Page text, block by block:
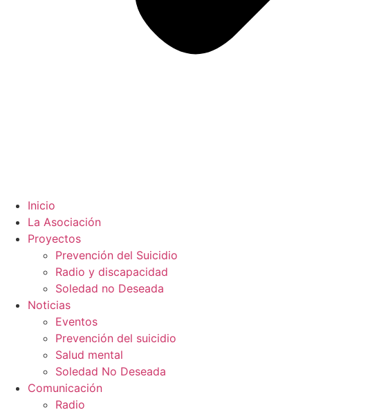
Inicio
La Asociación
Proyectos
Prevención del Suicidio
Radio y discapacidad
Soledad no Deseada
Noticias
Eventos
Prevención del suicidio
Salud mental
Soledad No Deseada
Comunicación
Radio